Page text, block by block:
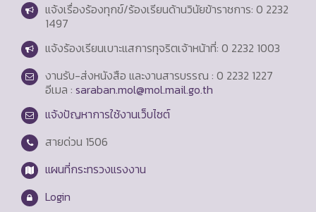
แจ้งเรื่องร้องทุกข์/ร้องเรียนด้านวินัยข้าราชการ: 0 2232
1497
แจ้งร้องเรียนเบาะแสการทุจริตเจ้าหน้าที่: 0 2232 1003
งานรับ-ส่งหนังสือ และงานสารบรรณ : 0 2232 1227
อีเมล : saraban.mol@mol.mail.go.th
แจ้งปัญหาการใช้งานเว็บไซต์
สายด่วน 1506
แผนที่กระทรวงแรงงาน
Login